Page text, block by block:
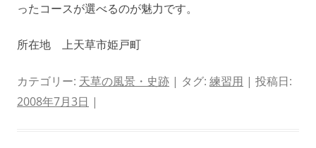
ったコースが選べるのが魅力です。
所在地 上天草市姫戸町
カテゴリー: 天草の風景・史跡 | タグ: 練習用 | 投稿日:
2008年7月3日 |